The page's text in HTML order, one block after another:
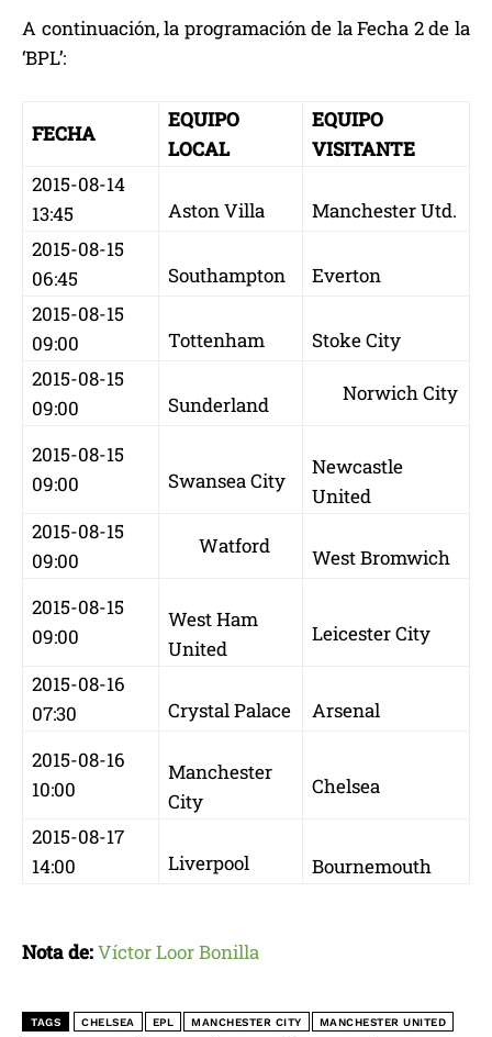
A continuación, la programación de la Fecha 2 de la
‘BPL’:
FECHA
EQUIPO
LOCAL
EQUIPO
VISITANTE
2015-08-14
13:45
Aston Villa
Manchester Utd.
2015-08-15
06:45
Southampton
Everton
2015-08-15
09:00
Tottenham
Stoke City
2015-08-15
09:00
Sunderland Norwich City
2015-08-15
09:00
Swansea City
Newcastle
United
2015-08-15
09:00
Watford
West Bromwich
2015-08-15
09:00
West Ham
United
Leicester City
2015-08-16
07:30
Crystal Palace
Arsenal
2015-08-16
10:00
Manchester
City
Chelsea
2015-08-17
14:00
Liverpool Bournemouth
Nota de:Víctor Loor Bonilla
TAGS CHELSEA EPL MANCHESTER CITY MANCHESTER UNITED